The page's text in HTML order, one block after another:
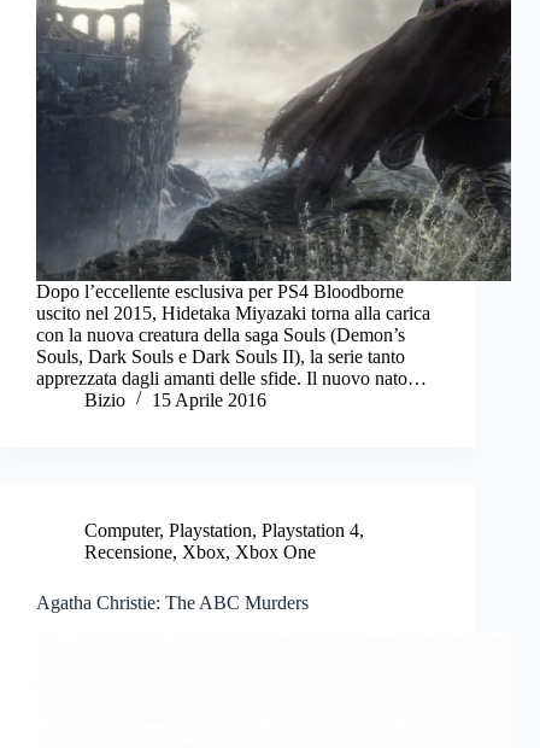
Dopo l’eccellente esclusiva per PS4 Bloodborne
uscito nel 2015, Hidetaka Miyazaki torna alla carica
con la nuova creatura della saga Souls (Demon’s
Souls, Dark Souls e Dark Souls II), la serie tanto
apprezzata dagli amanti delle sfide. Il nuovo nato…
Bizio
15 Aprile 2016
Computer, Playstation, Playstation 4,
Recensione, Xbox, Xbox One
Agatha Christie: The ABC Murders